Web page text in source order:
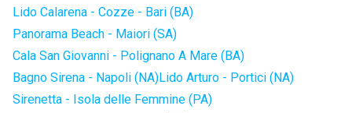
Lido Calarena - Cozze - Bari (BA)
Panorama Beach - Maiori (SA)
Cala San Giovanni - Polignano A Mare (BA)
Bagno Sirena - Napoli (NA)Lido Arturo - Portici (NA)
Sirenetta - Isola delle Femmine (PA)